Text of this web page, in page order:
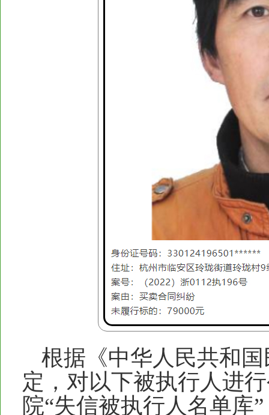
根据《中华人民共和
定，对以下被执行人进
院“失信被执行人名单库